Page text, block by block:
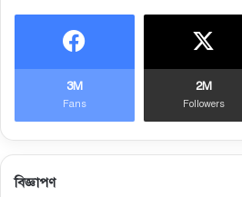
3M
Fans
2M
Followers
বিজ্ঞাপণ